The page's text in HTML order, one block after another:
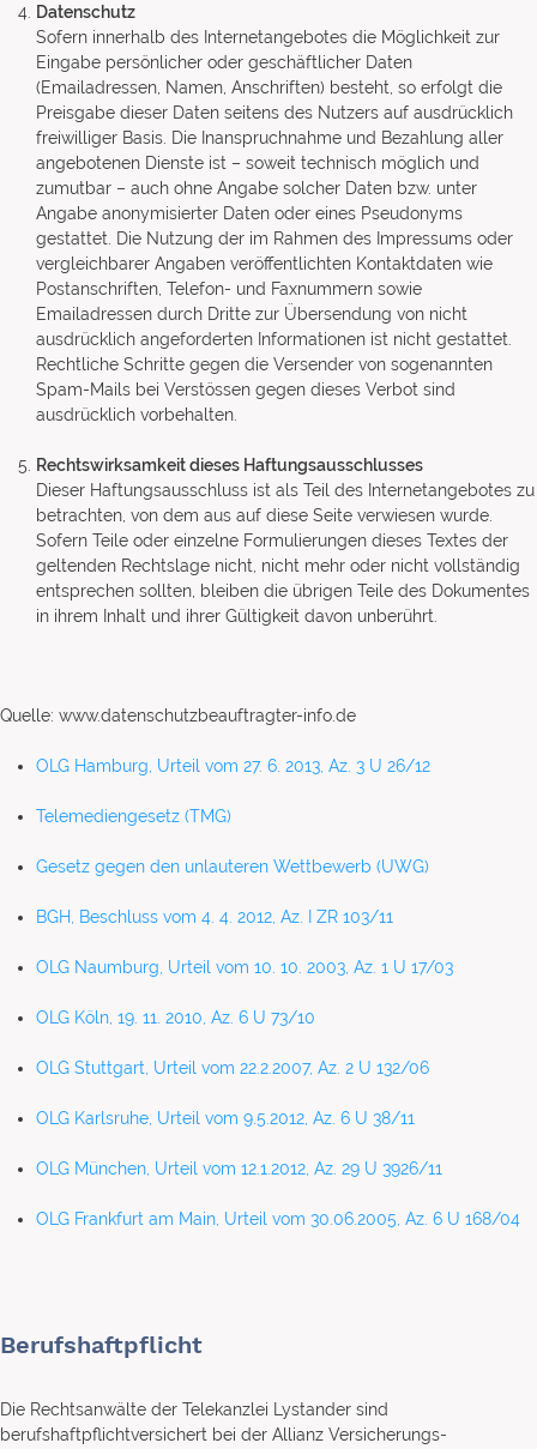
Datenschutz
Sofern innerhalb des Internetangebotes die Möglichkeit zur
Eingabe persönlicher oder geschäftlicher Daten
(Emailadressen, Namen, Anschriften) besteht, so erfolgt die
Preisgabe dieser Daten seitens des Nutzers auf ausdrücklich
freiwilliger Basis. Die Inanspruchnahme und Bezahlung aller
angebotenen Dienste ist – soweit technisch möglich und
zumutbar – auch ohne Angabe solcher Daten bzw. unter
Angabe anonymisierter Daten oder eines Pseudonyms
gestattet. Die Nutzung der im Rahmen des Impressums oder
vergleichbarer Angaben veröffentlichten Kontaktdaten wie
Postanschriften, Telefon- und Faxnummern sowie
Emailadressen durch Dritte zur Übersendung von nicht
ausdrücklich angeforderten Informationen ist nicht gestattet.
Rechtliche Schritte gegen die Versender von sogenannten
Spam-Mails bei Verstössen gegen dieses Verbot sind
ausdrücklich vorbehalten.
Rechtswirksamkeit dieses Haftungsausschlusses
Dieser Haftungsausschluss ist als Teil des Internetangebotes zu
betrachten, von dem aus auf diese Seite verwiesen wurde.
Sofern Teile oder einzelne Formulierungen dieses Textes der
geltenden Rechtslage nicht, nicht mehr oder nicht vollständig
entsprechen sollten, bleiben die übrigen Teile des Dokumentes
in ihrem Inhalt und ihrer Gültigkeit davon unberührt.
Quelle: www.datenschutzbeauftragter-info.de
OLG Hamburg, Urteil vom 27. 6. 2013, Az. 3 U 26/12
Telemediengesetz (TMG)
Gesetz gegen den unlauteren Wettbewerb (UWG)
BGH, Beschluss vom 4. 4. 2012, Az. I ZR 103/11
OLG Naumburg, Urteil vom 10. 10. 2003, Az. 1 U 17/03
OLG Köln, 19. 11. 2010, Az. 6 U 73/10
OLG Stuttgart, Urteil vom 22.2.2007, Az. 2 U 132/06
OLG Karlsruhe, Urteil vom 9.5.2012, Az. 6 U 38/11
OLG München, Urteil vom 12.1.2012, Az. 29 U 3926/11
OLG Frankfurt am Main, Urteil vom 30.06.2005, Az. 6 U 168/04
Berufshaftpflicht
Die Rechtsanwälte der Telekanzlei Lystander sind
berufshaftpflichtversichert bei der Allianz Versicherungs-